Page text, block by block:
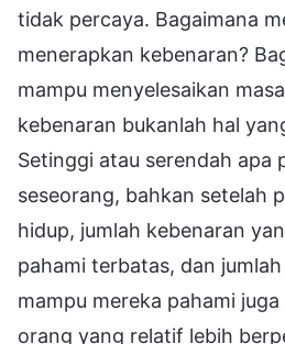
tidak percaya. Bagaimana
menerapkan kebenaran?
mampu menyelesaikan
kebenaran bukanlah hal
Setinggi atau serendah apa
seseorang, bahkan setelah
hidup, jumlah kebenaran
pahami terbatas, dan
mampu mereka pahami
orang yang relatif lebih